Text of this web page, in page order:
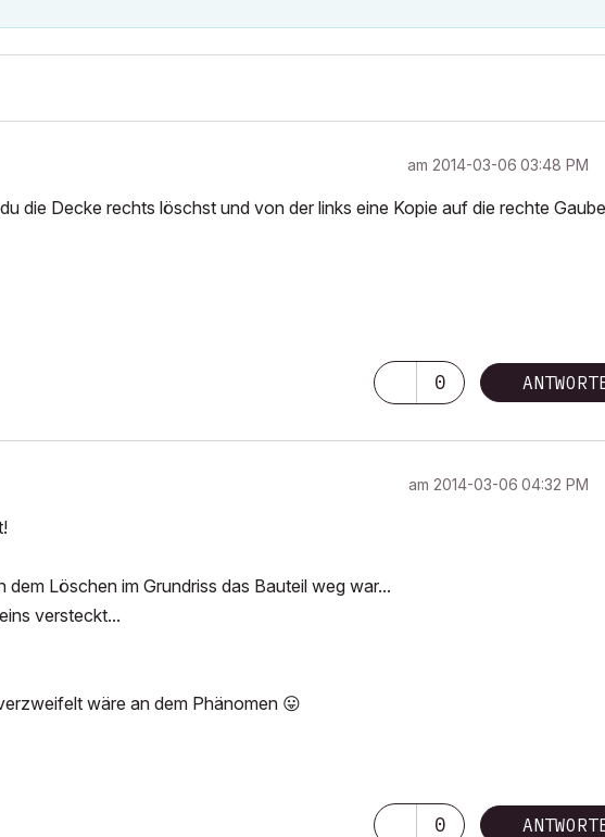
am ‎2014-03-06 03:48 PM
die Decke rechts löschst und von der links eine Kopie auf die rechte Gaube
0
am ‎2014-03-06 04:32 PM
Löschen im Grundriss das Bauteil weg war...
versteckt...
wäre an dem Phänomen 😛
0